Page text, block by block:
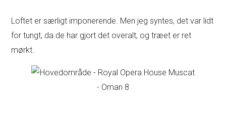
Loftet er særligt imponerende. Men jeg syntes, det var lidt
for tungt, da de har gjort det overalt, og træet er ret
mørkt.